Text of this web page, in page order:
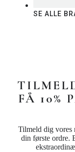
SE ALLE
FÅ 10%
Tilmeld dig vores
din første ordre.